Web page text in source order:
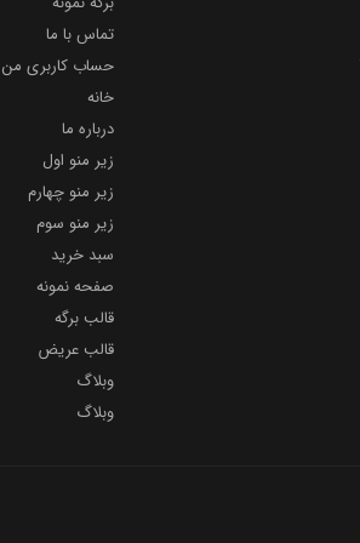
تماس با ما
حساب کاربری من
خانه
درباره ما
زیر منو اول
زیر منو چهارم
زیر منو سوم
سبد خرید
صفحه نمونه
قالب برگه
قالب عریض
وبلاگ
وبلاگ